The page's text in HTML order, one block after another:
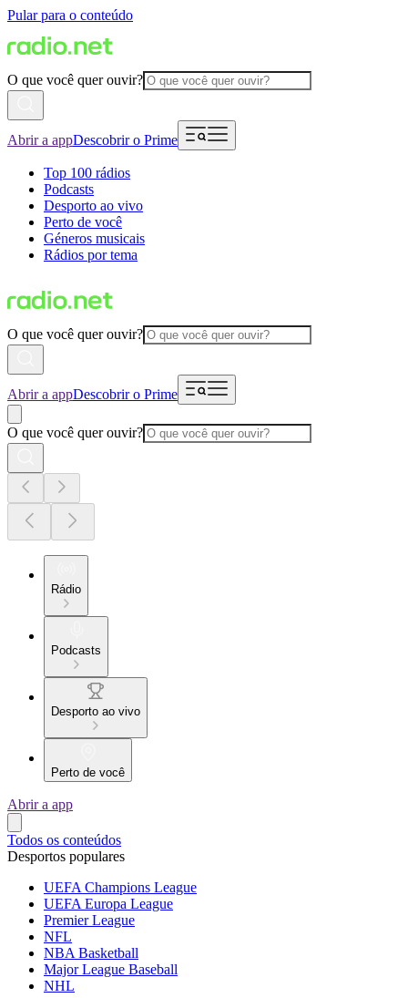
Pular para o conteúdo
O que você quer ouvir?
Abrir a appDescobrir o Prime
Top 100 rádios
Podcasts
Desporto ao vivo
Perto de você
Géneros musicais
Rádios por tema
O que você quer ouvir?
Abrir a appDescobrir o Prime
O que você quer ouvir?
Rádio
Podcasts
Desporto ao vivo
Perto de você
Abrir a app
Todos os conteúdos
Desportos populares
UEFA Champions League
UEFA Europa League
Premier League
NFL
NBA Basketball
Major League Baseball
NHL